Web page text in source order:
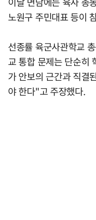
노원구 주민대표 등이
선종률 육군사관학교
교 통합 문제는 단순히
가 안보의 근간과 직결
야 한다"고 주장했다.